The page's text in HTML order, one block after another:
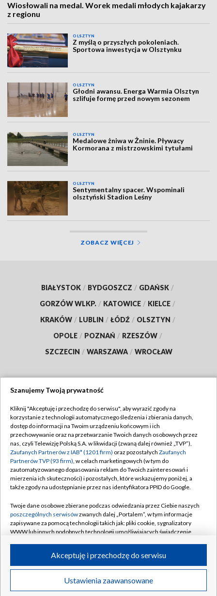
Wiosłowali na medal. Worek medali młodych kajakarzy
z regionu
OLSZTYN
Z myślą o przyszłych pokoleniach.
Sportowa inwestycja w Olsztynku
OLSZTYN
Głodni awansu. Energa Warmia Olsztyn
szlifuje formę przed nowym sezonem
OLSZTYN
Medalowe żniwa w Żninie. Pływacy
Kormorana z mistrzowskimi tytułami
OLSZTYN
Sentymentalny spacer. Wspominali
olsztyński Stadion Leśny
ZOBACZ WIĘCEJ
BIAŁYSTOK / BYDGOSZCZ / GDAŃSK /
GORZÓW WLKP. / KATOWICE / KIELCE /
KRAKÓW / LUBLIN / ŁÓDŹ / OLSZTYN /
OPOLE / POZNAŃ / RZESZÓW /
SZCZECIN / WARSZAWA / WROCŁAW
TVP
Abonament TVP
Emisja w TVP
Centrum informacji TVP
Naziemna Telewizja Cyfrowa
Rada Programowa
System NOS
Informacje o nadawcy
Program dla prasy
Ogłoszenie przetargowe
Regulamin TVP
Polityka prywatności
Moje zgody
Pomoc
Kontakt
Kanały
©2026 Telewizja Polska S.A. w likwidacji
Szanujemy Twoją prywatność
Kliknij "Akceptuję i przechodzę do serwisu", aby wyrazić zgody na
korzystanie z technologii automatycznego śledzenia i zbierania danych,
dostęp do informacji na Twoim urządzeniu końcowym i ich
przechowywanie oraz na przetwarzanie Twoich danych osobowych przez
nas, czyli Telewizję Polską S.A. w likwidacji (zwaną dalej również „TVP”),
Zaufanych Partnerów z IAB* (1201 firm) oraz pozostałych Zaufanych
Partnerów TVP (93 firm), w celach marketingowych (w tym do
zautomatyzowanego dopasowania reklam do Twoich zainteresowań i
mierzenia ich skuteczności) i pozostałych, które wskazujemy poniżej, a
także zgody na udostępnianie przez nas identyfikatora PPID do Google.
Twoje dane osobowe zbierane podczas odwiedzania przez Ciebie naszych
poszczególnych serwisówzwanych dalej „Portalem”, w tym informacje
zapisywane za pomocą technologii takich jak: pliki cookie, sygnalizatory
WWW lub innych podobnych technologii umożliwiających świadczenie
ruchu w Internecie.
Twoje dane osobowe zbierane podczas odwiedzania przez Ciebie
poszczególnych serwisówna Portalu, takie jak adresy IP, identyfikatory
Ustawienia zaawansowane
Akceptuję i przechodzę do serwisu